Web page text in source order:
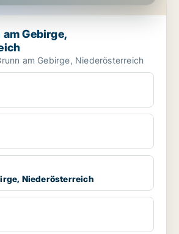
Gebirge,
am Gebirge, Niederösterreich
Niederösterreich